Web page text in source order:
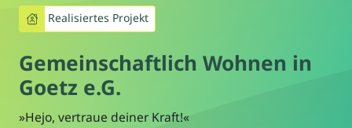
Realisiertes Projekt
Gemeinschaftlich Wohnen in
Goetz e.G.
»Hejo, vertraue deiner Kraft!«